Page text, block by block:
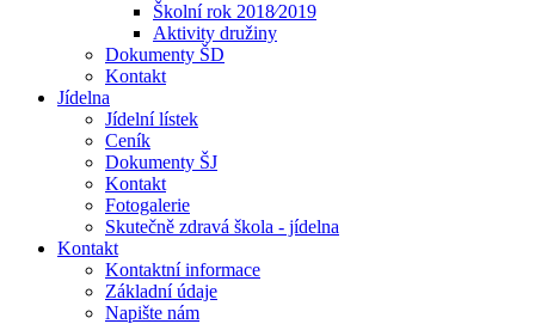
Školní rok 2018⁄2019
Aktivity družiny
Dokumenty ŠD
Kontakt
Jídelna
Jídelní lístek
Ceník
Dokumenty ŠJ
Kontakt
Fotogalerie
Skutečně zdravá škola - jídelna
Kontakt
Kontaktní informace
Základní údaje
Napište nám